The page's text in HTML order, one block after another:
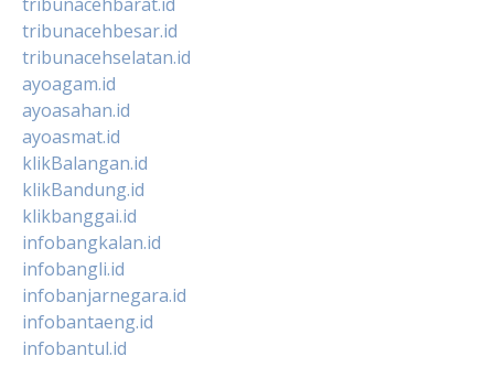
tribunacehbesar.id
tribunacehselatan.id
ayoagam.id
ayoasahan.id
ayoasmat.id
klikBalangan.id
klikBandung.id
klikbanggai.id
infobangkalan.id
infobangli.id
infobanjarnegara.id
infobantaeng.id
infobantul.id